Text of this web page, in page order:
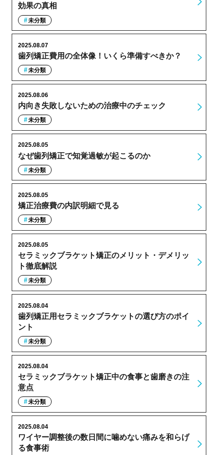
効果の真相
未分類
歯列矯正費用の全体像！いくら準備すべきか？
2025.08.07
未分類
内向き失敗しないための治療中のチェック
2025.08.06
未分類
なぜ歯列矯正で知覚過敏が起こるのか
2025.08.05
未分類
矯正治療費の内訳明細で見る
2025.08.05
未分類
セラミックブラケット矯正のメリット・デメリッ
ト徹底解説
2025.08.05
未分類
歯列矯正用セラミックブラケットの選び方のポイ
ント
2025.08.04
未分類
セラミックブラケット矯正中の食事と歯磨きの注
意点
2025.08.04
未分類
ワイヤー調整後の数日間に噛めない痛みを和らげ
る食事術
2025.08.04